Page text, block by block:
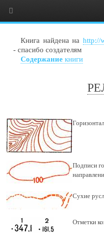
Книга найдена на http://
- спасибо создателям
Содержание книги
Подписи
Сухие
Отметки